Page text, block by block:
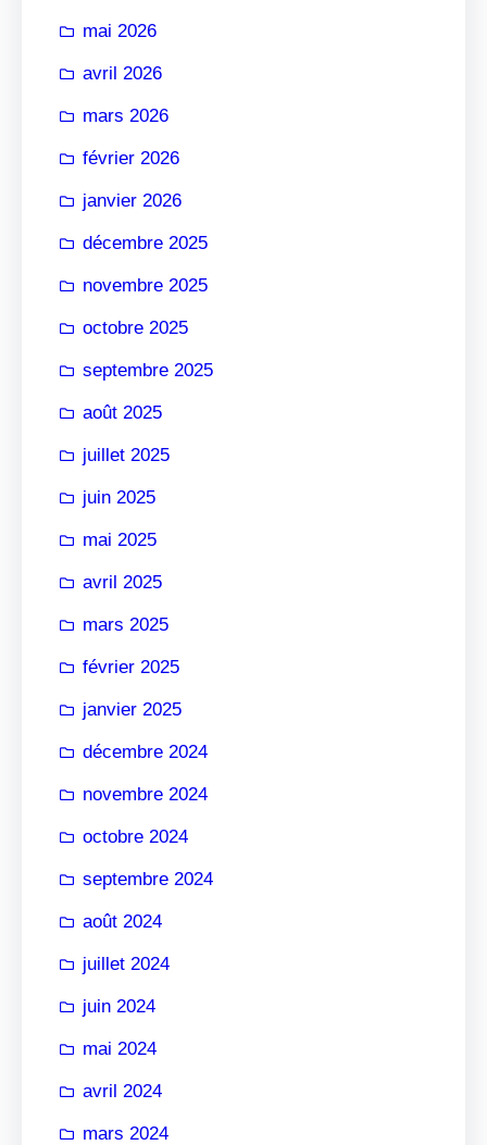
mai 2026
avril 2026
mars 2026
février 2026
janvier 2026
décembre 2025
novembre 2025
octobre 2025
septembre 2025
août 2025
juillet 2025
juin 2025
mai 2025
avril 2025
mars 2025
février 2025
janvier 2025
décembre 2024
novembre 2024
octobre 2024
septembre 2024
août 2024
juillet 2024
juin 2024
mai 2024
avril 2024
mars 2024